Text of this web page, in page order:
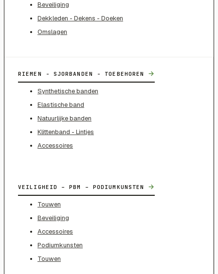
Beveiliging
Dekkleden - Dekens - Doeken
Omslagen
RIEMEN - SJORBANDEN - TOEBEHOREN →
Synthetische banden
Elastische band
Natuurlijke banden
Klittenband - Lintjes
Accessoires
VEILIGHEID – PBM – PODIUMKUNSTEN →
Touwen
Beveiliging
Accessoires
Podiumkunsten
Touwen